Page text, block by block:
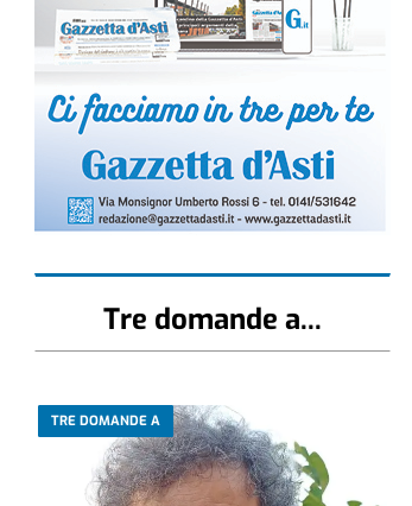
Tre domande a...
TRE DOMANDE A